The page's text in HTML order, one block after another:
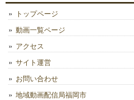
トップページ
動画一覧ページ
アクセス
サイト運営
お問い合わせ
地域動画配信局福岡市